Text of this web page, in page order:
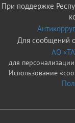
При поддержке
Для сообщений
АО
для
Использование